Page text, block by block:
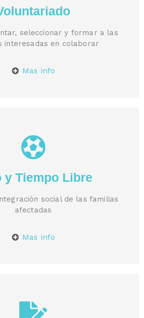
seleccionar y formar a las
interesadas en colaborar
Mas info
y Tiempo Libre
social de las familias
afectadas
Mas info